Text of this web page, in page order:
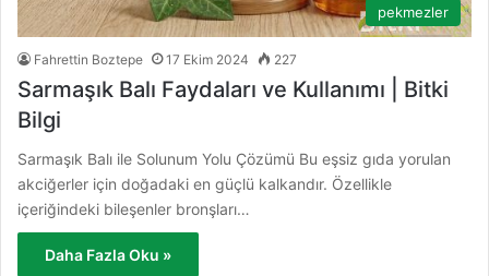
pekmezler
Fahrettin Boztepe 17 Ekim 2024 227
Sarmaşık Balı Faydaları ve Kullanımı | Bitki
Bilgi
Sarmaşık Balı ile Solunum Yolu Çözümü Bu eşsiz gıda yorulan
akciğerler için doğadaki en güçlü kalkandır. Özellikle
içeriğindeki bileşenler bronşları…
Daha Fazla Oku »